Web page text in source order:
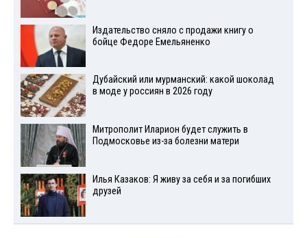
Издательство сняло с продажи книгу о
бойце Федоре Емельяненко
Дубайский или мурманский: какой шоколад
в моде у россиян в 2026 году
Митрополит Иларион будет служить в
Подмосковье из-за болезни матери
Илья Казаков: Я живу за себя и за погибших
друзей